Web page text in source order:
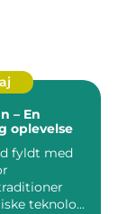
– En
oplevelse
fyldt med
teknolo...